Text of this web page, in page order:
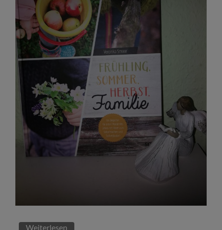
Weiterlesen